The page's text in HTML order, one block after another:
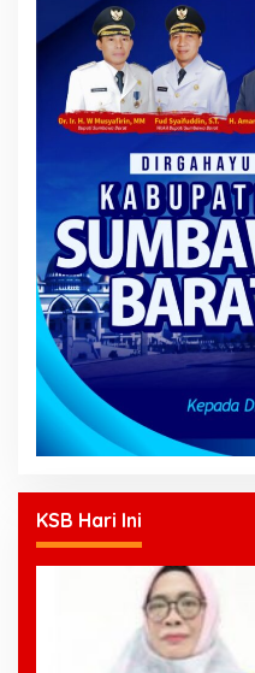
KSB Hari Ini